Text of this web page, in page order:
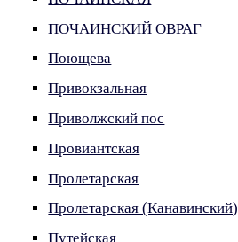
ПОЧАИНСКИЙ ОВРАГ
Поющева
Привокзальная
Приволжский пос
Провиантская
Пролетарская
Пролетарская (Канавинский)
Путейская